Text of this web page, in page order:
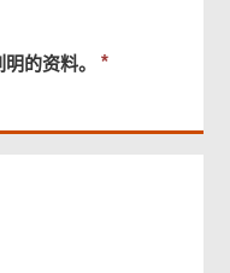
的资料。
必
供